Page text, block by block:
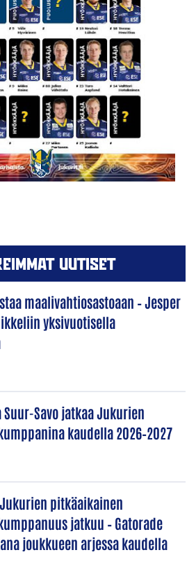
UUTISET
maalivahtiosastoaan – Jesper
yksivuotisella
Suur-Savo jatkaa Jukurien
kaudella 2026–2027
pitkäaikainen
jatkuu – Gatorade
joukkueen arjessa kaudella